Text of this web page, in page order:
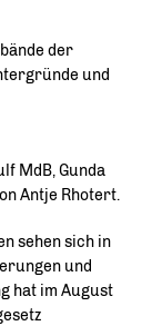
der
und
MdB, Gunda
Antje Rhotert.
sehen sich in
und
hat im August